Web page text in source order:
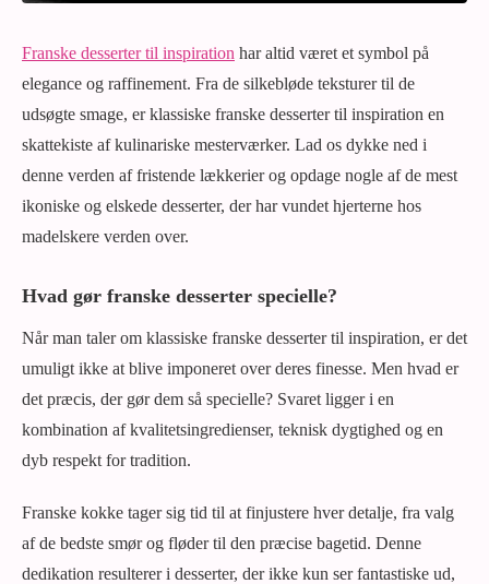
Franske desserter til inspiration har altid været et symbol på
elegance og raffinement. Fra de silkebløde teksturer til de
udsøgte smage, er klassiske franske desserter til inspiration en
skattekiste af kulinariske mesterværker. Lad os dykke ned i
denne verden af fristende lækkerier og opdage nogle af de mest
ikoniske og elskede desserter, der har vundet hjerterne hos
madelskere verden over.
Hvad gør franske desserter specielle?
Når man taler om klassiske franske desserter til inspiration, er det
umuligt ikke at blive imponeret over deres finesse. Men hvad er
det præcis, der gør dem så specielle? Svaret ligger i en
kombination af kvalitetsingredienser, teknisk dygtighed og en
dyb respekt for tradition.
Franske kokke tager sig tid til at finjustere hver detalje, fra valg
af de bedste smør og fløder til den præcise bagetid. Denne
dedikation resulterer i desserter, der ikke kun ser fantastiske ud,